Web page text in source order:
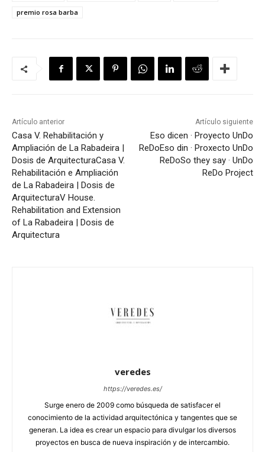
premio rosa barba
Artículo anterior
Casa V. Rehabilitación y
Ampliación de La Rabadeira |
Dosis de ArquitecturaCasa V.
Rehabilitación e Ampliación
de La Rabadeira | Dosis de
ArquitecturaV House.
Rehabilitation and Extension
of La Rabadeira | Dosis de
Arquitectura
Artículo siguiente
Eso dicen · Proyecto UnDo
ReDoEso din · Proxecto UnDo
ReDoSo they say · UnDo
ReDo Project
veredes
https://veredes.es/
Surge enero de 2009 como búsqueda de satisfacer el
conocimiento de la actividad arquitectónica y tangentes que se
generan. La idea es crear un espacio para divulgar los diversos
proyectos en busca de nueva inspiración y de intercambio.